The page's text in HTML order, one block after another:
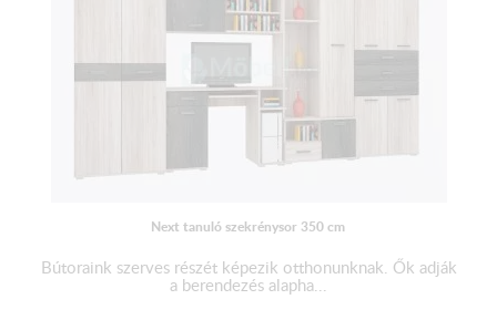
Next tanuló szekrénysor 350 cm
Bútoraink szerves részét képezik otthonunknak. Ők adják
a berendezés alapha...